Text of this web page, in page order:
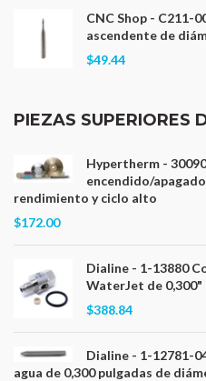
CNC Shop - C211-
ascendente de
$49.44
PIEZAS SUPERIORES
Hypertherm -
encendido/
rendimiento y ciclo alto
$172.00
Dialine - 1-13880
WaterJet de 0,300"
$388.84
Dialine - 1-12781-
agua de 0,300 pulgadas de